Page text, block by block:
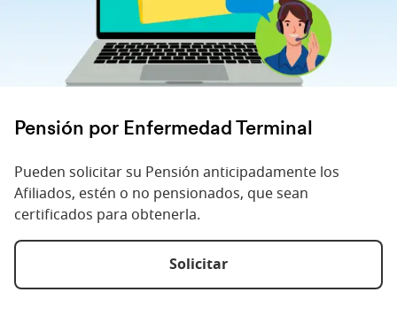
Pensión por Enfermedad Terminal
Pueden solicitar su Pensión anticipadamente los
Afiliados, estén o no pensionados, que sean
certificados para obtenerla.
Solicitar